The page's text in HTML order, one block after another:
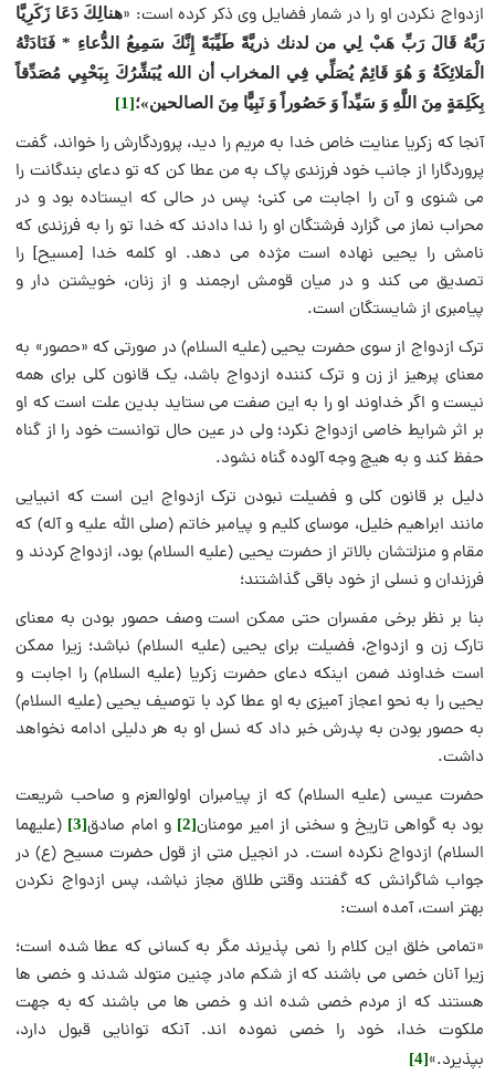
ازدواج نکردن او را در شمار فضایل وی ذکر کرده است: «هنالِكَ دَعَا زَكَرِيَّا
رَبَّهُ قَالَ رَبِّ هَبْ لِي من لدنك ذريَّةً طَيِّبَةً إِنَّكَ سَمِيعُ الدُّعاءِ * فَنَادَتْهُ
الْمَلائِكَةُ وَ هُوَ قَائِمٌ يُصَلِّي فِي المخراب أن الله يُبَشِّرُكَ بِبَحْيِي مُصَدِّقاً
بِكَلِمَةٍ مِنَ اللَّهِ وَ سَيِّداً وَ حَصُوراً وَ نَبِيًّا مِنَ الصالحين»؛[1]
آنجا که زکریا عنایت خاص خدا به مریم را دید، پروردگارش را خواند، گفت
پروردگارا از جانب خود فرزندی پاک به من عطا کن که تو دعای بندگانت را
می شنوی و آن را اجابت می کنی؛ پس در حالی که ایستاده بود و در
محراب نماز می گزارد فرشتگان او را ندا دادند که خدا تو را به فرزندی که
نامش را یحیی نهاده است مژده می دهد. او کلمه خدا [مسیح] را
تصدیق می کند و در میان قومش ارجمند و از زنان، خویشتن دار و
پیامبری از شایستگان است.
ترک ازدواج از سوی حضرت یحیی (علیه السلام) در صورتی که «حصور» به
معنای پرهیز از زن و ترک کننده ازدواج باشد، یک قانون کلی برای همه
نیست و اگر خداوند او را به این صفت می ستاید بدین علت است که او
بر اثر شرایط خاصی ازدواج نکرد؛ ولی در عین حال توانست خود را از گناه
حفظ کند و به هیچ وجه آلوده گناه نشود.
دلیل بر قانون کلی و فضیلت نبودن ترک ازدواج این است که انبیایی
مانند ابراهیم خلیل، موسای کلیم و پیامبر خاتم (صلی الله علیه و آله) که
مقام و منزلتشان بالاتر از حضرت یحیی (علیه السلام) بود، ازدواج کردند و
فرزندان و نسلی از خود باقی گذاشتند؛
بنا بر نظر برخی مفسران حتی ممکن است وصف حصور بودن به معنای
تارک زن و ازدواج، فضیلت برای یحیی (علیه السلام) نباشد؛ زیرا ممکن
است خداوند ضمن اینکه دعای حضرت زکریا (علیه السلام) را اجابت و
یحیی را به نحو اعجاز آمیزی به او عطا کرد با توصیف یحیی (علیه السلام)
به حصور بودن به پدرش خبر داد که نسل او به هر دلیلی ادامه نخواهد
داشت.
حضرت عیسی (علیه السلام) که از پیامبران اولوالعزم و صاحب شریعت
بود به گواهی تاریخ و سخنی از امیر مومنان[2] و امام صادق[3]
(علیهما
السلام) ازدواج نکرده است. در انجیل متی از قول حضرت مسیح (ع) در
جواب شاگرانش که گفتند وقتی طلاق مجاز نباشد، پس ازدواج نکردن
بهتر است، آمده است:
«تمامی خلق این کلام را نمی پذیرند مگر به کسانی که عطا شده است؛
زیرا آنان خصی می باشند که از شکم مادر چنین متولد شدند و خصی ها
هستند که از مردم خصی شده اند و خصی ها می باشند که به جهت
ملکوت خدا، خود را خصی نموده اند. آنکه توانایی قبول دارد،
بپذیرد.»[4]